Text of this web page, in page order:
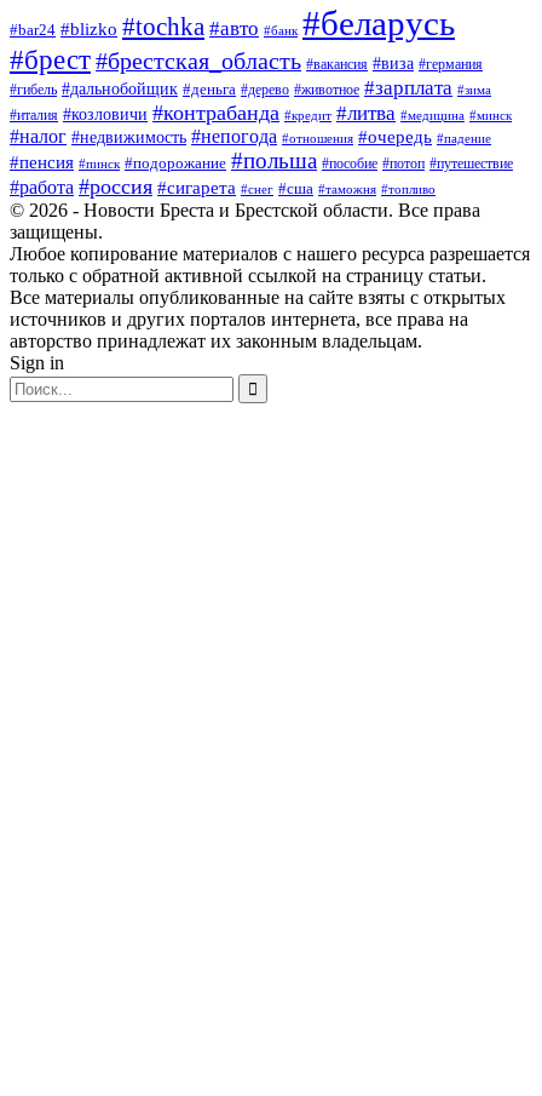
#bar24 #blizko #tochka #авто #банк #беларусь
#брест#брестская_область #вакансия #виза #германия
#гибель #дальнобойщик #деньга #дерево #животное #зарплата #зима
#италия #козловичи #контрабанда #кредит #литва #медицина #минск
#налог #недвижимость #непогода #отношения #очередь #падение
#пенсия #пинск #подорожание #польша #пособие #потоп #путешествие
#работа #россия #сигарета #снег #сша #таможня #топливо
© 2026 - Новости Бреста и Брестской области. Все права
защищены.
Любое копирование материалов с нашего ресурса разрешается
только с обратной активной ссылкой на страницу статьи.
Все материалы опубликованные на сайте взяты с открытых
источников и других порталов интернета, все права на
авторство принадлежат их законным владельцам.
Sign in